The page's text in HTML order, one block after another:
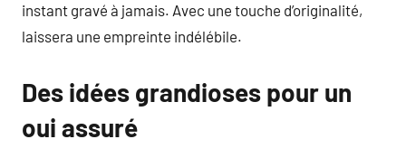
instant gravé à jamais. Avec une touche d’originalité,
laissera une empreinte indélébile.
Des idées grandioses pour un
oui assuré